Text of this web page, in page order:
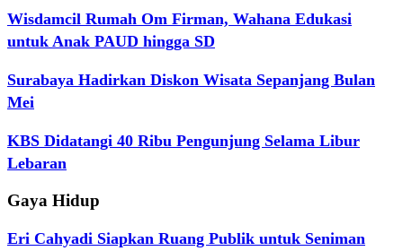
Wisdamcil Rumah Om Firman, Wahana Edukasi
untuk Anak PAUD hingga SD
Surabaya Hadirkan Diskon Wisata Sepanjang Bulan
Mei
KBS Didatangi 40 Ribu Pengunjung Selama Libur
Lebaran
Gaya Hidup
Eri Cahyadi Siapkan Ruang Publik untuk Seniman